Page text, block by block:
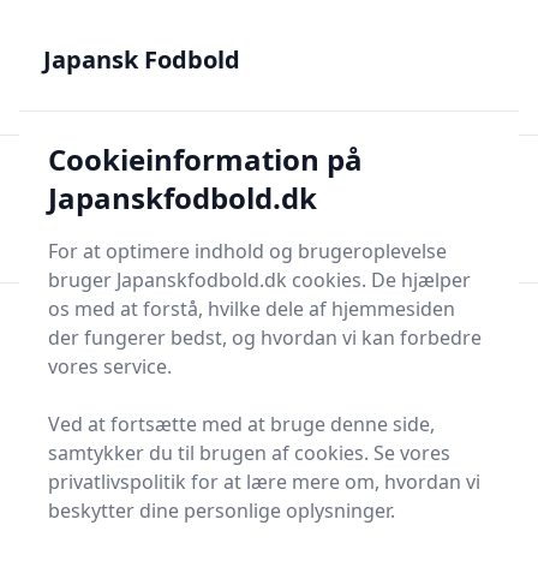
japanske talenter
Japansk Fodbold
Søg nu
Japansk Fodbold
Cookieinformation på
Japanskfodbold.dk
For at optimere indhold og brugeroplevelse
bruger Japanskfodbold.dk cookies. De hjælper
os med at forstå, hvilke dele af hjemmesiden
der fungerer bedst, og hvordan vi kan forbedre
vores service.
Ved at fortsætte med at bruge denne side,
samtykker du til brugen af cookies. Se vores
privatlivspolitik for at lære mere om, hvordan vi
beskytter dine personlige oplysninger.